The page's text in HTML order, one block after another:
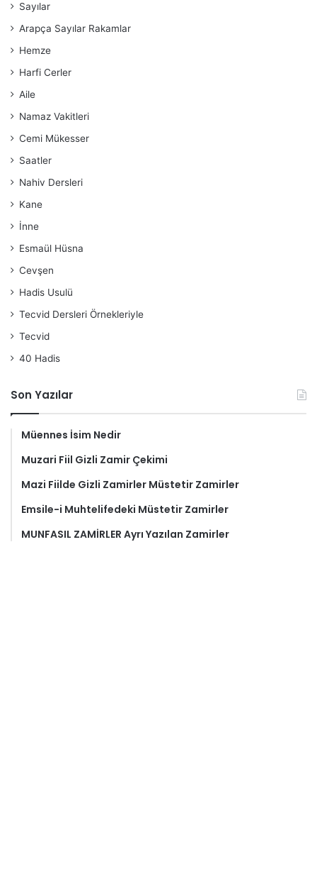
Sayılar
Arapça Sayılar Rakamlar
Hemze
Harfi Cerler
Aile
Namaz Vakitleri
Cemi Mükesser
Saatler
Nahiv Dersleri
Kane
İnne
Esmaül Hüsna
Cevşen
Hadis Usulü
Tecvid Dersleri Örnekleriyle
Tecvid
40 Hadis
Son Yazılar
Müennes İsim Nedir
Muzari Fiil Gizli Zamir Çekimi
Mazi Fiilde Gizli Zamirler Müstetir Zamirler
Emsile-i Muhtelifedeki Müstetir Zamirler
MUNFASIL ZAMİRLER Ayrı Yazılan Zamirler